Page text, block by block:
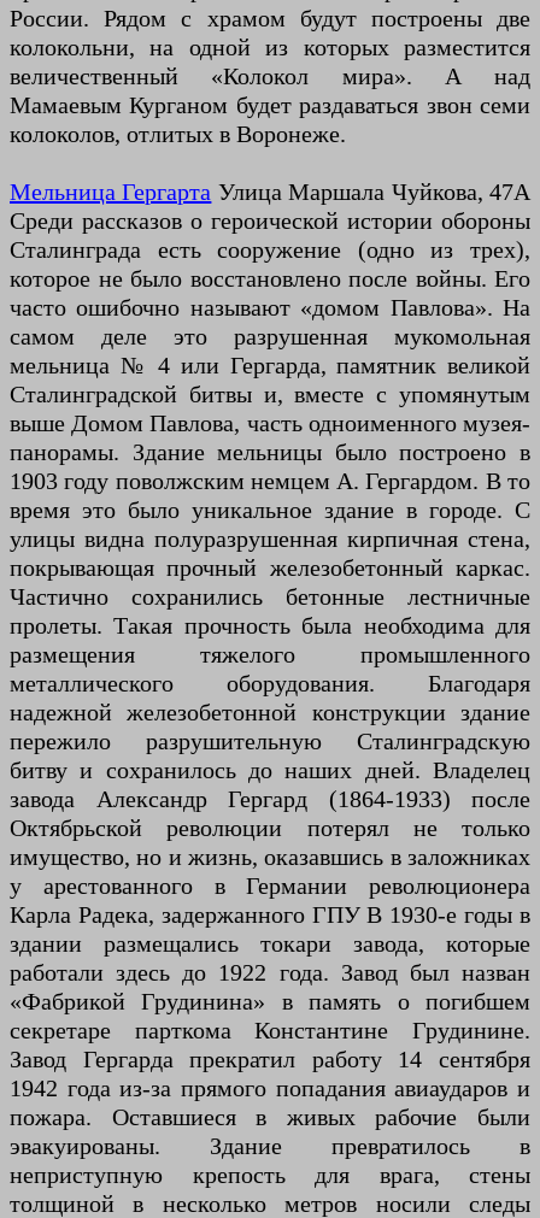
России. Рядом с храмом будут построены две
колокольни, на одной из которых разместится
величественный «Колокол мира». А над
Мамаевым Курганом будет раздаваться звон семи
колоколов, отлитых в Воронеже.
Мельница Гергарта Улица Маршала Чуйкова, 47А
Среди рассказов о героической истории обороны
Сталинграда есть сооружение (одно из трех),
которое не было восстановлено после войны. Его
часто ошибочно называют «домом Павлова». На
самом деле это разрушенная мукомольная
мельница № 4 или Гергарда, памятник великой
Сталинградской битвы и, вместе с упомянутым
выше Домом Павлова, часть одноименного музея-
панорамы. Здание мельницы было построено в
1903 году поволжским немцем А. Гергардом. В то
время это было уникальное здание в городе. С
улицы видна полуразрушенная кирпичная стена,
покрывающая прочный железобетонный каркас.
Частично сохранились бетонные лестничные
пролеты. Такая прочность была необходима для
размещения тяжелого промышленного
металлического оборудования. Благодаря
надежной железобетонной конструкции здание
пережило разрушительную Сталинградскую
битву и сохранилось до наших дней. Владелец
завода Александр Гергард (1864-1933) после
Октябрьской революции потерял не только
имущество, но и жизнь, оказавшись в заложниках
у арестованного в Германии революционера
Карла Радека, задержанного ГПУ В 1930-е годы в
здании размещались токари завода, которые
работали здесь до 1922 года. Завод был назван
«Фабрикой Грудинина» в память о погибшем
секретаре парткома Константине Грудинине.
Завод Гергарда прекратил работу 14 сентября
1942 года из-за прямого попадания авиаударов и
пожара. Оставшиеся в живых рабочие были
эвакуированы. Здание превратилось в
неприступную крепость для врага, стены
толщиной в несколько метров носили следы